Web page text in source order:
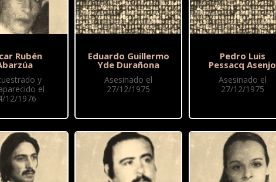
Rubén
y
el
12/1976
Eduardo Guillermo
Yde Durañona
Asesinado el
27/12/1975
Pedro Luis
Pessacq Asenjo
Asesinado el
27/12/1975